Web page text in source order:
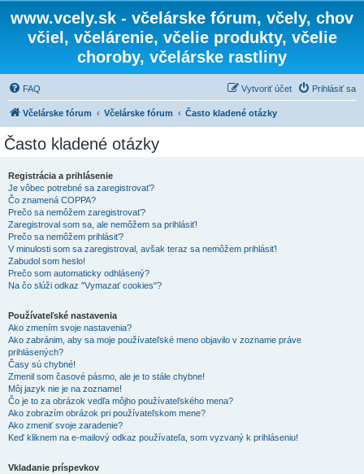
www.vcely.sk - včelárske fórum, včely, chov
včiel, včelárenie, včelie produkty, včelie
choroby, včelárske rastliny
FAQ Prihlásiť sa
Vytvoriť účet
Včelárske fórum Včelárske fórum Často kladené otázky
Často kladené otázky
Registrácia a prihlásenie
Je vôbec potrebné sa zaregistrovať?
Čo znamená COPPA?
Prečo sa nemôžem zaregistrovať?
Zaregistroval som sa, ale nemôžem sa prihlásiť!
Prečo sa nemôžem prihlásiť?
V minulosti som sa zaregistroval, avšak teraz sa nemôžem prihlásiť!
Zabudol som heslo!
Prečo som automaticky odhlásený?
Na čo slúži odkaz "Vymazať cookies"?
Používateľské nastavenia
Ako zmením svoje nastavenia?
Ako zabránim, aby sa moje používateľské meno objavilo v zozname práve
prihlásených?
Časy sú chybné!
Zmenil som časové pásmo, ale je to stále chybne!
Môj jazyk nie je na zozname!
Čo je to za obrázok vedľa môjho používateľského mena?
Ako zobrazím obrázok pri používateľskom mene?
Ako zmeniť svoje zaradenie?
Keď kliknem na e-mailový odkaz používateľa, som vyzvaný k prihláseniu!
Vkladanie príspevkov